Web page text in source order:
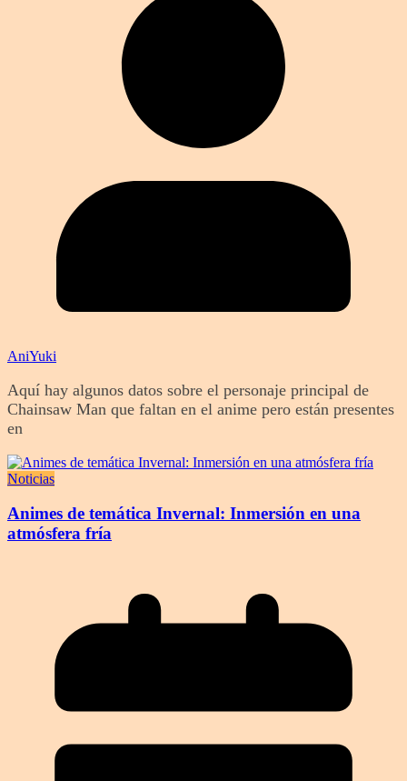
AniYuki
Aquí hay algunos datos sobre el personaje principal de
Chainsaw Man que faltan en el anime pero están presentes
en
Noticias
Animes de temática Invernal: Inmersión en una
atmósfera fría